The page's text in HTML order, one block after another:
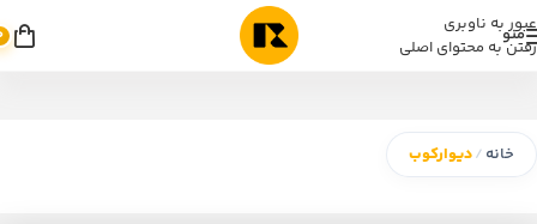
عبور به ناوبری
رفتن به محتوای اصلی
منو
خانه /دیوارکوب